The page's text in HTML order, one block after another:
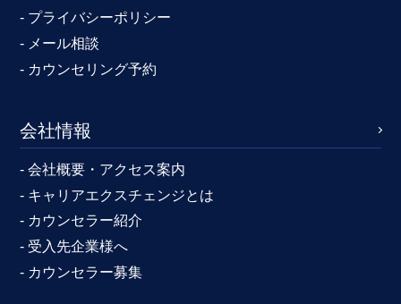
- プライバシーポリシー
- メール相談
- カウンセリング予約
会社情報
- 会社概要・アクセス案内
- キャリアエクスチェンジとは
- カウンセラー紹介
- 受入先企業様へ
- カウンセラー募集